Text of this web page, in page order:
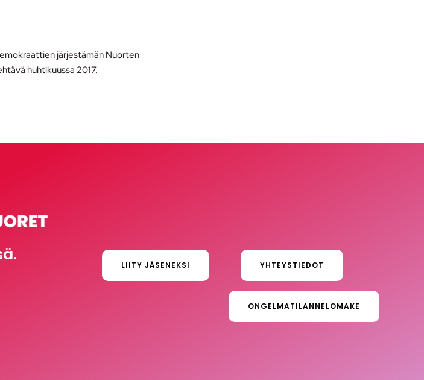
järjestämän Nuorten
huhtikuussa 2017.
LIITY JÄSENEKSI YHTEYSTIEDOT
ONGELMATILANNELOMAKE